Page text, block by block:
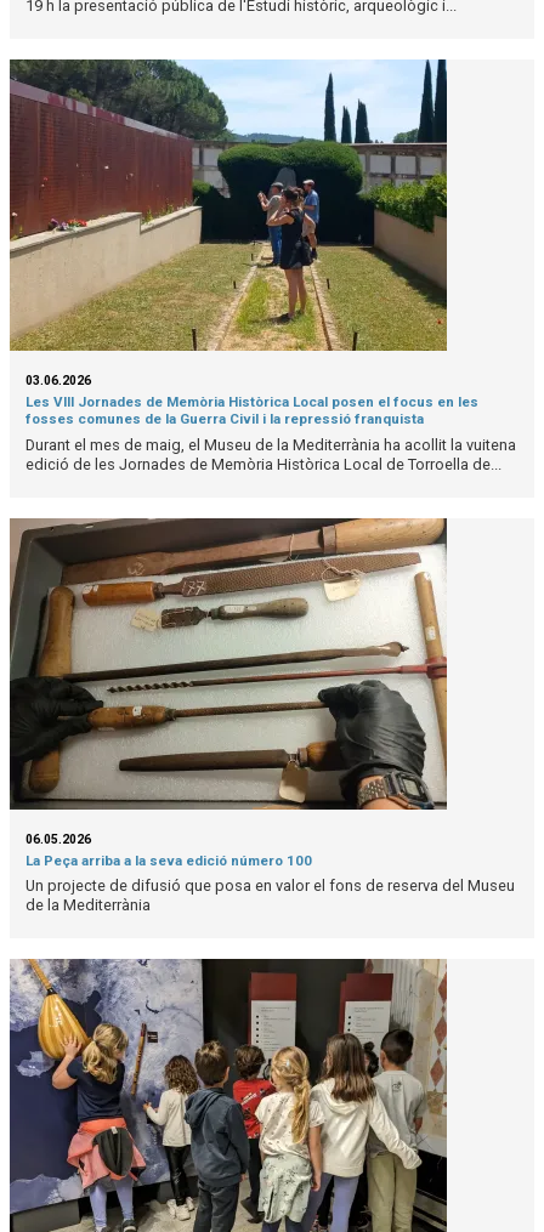
19 h la presentació pública de l'Estudi històric, arqueològic i...
03.06.2026
Les VIII Jornades de Memòria Històrica Local posen el focus en les
fosses comunes de la Guerra Civil i la repressió franquista
Durant el mes de maig, el Museu de la Mediterrània ha acollit la vuitena
edició de les Jornades de Memòria Històrica Local de Torroella de...
06.05.2026
La Peça arriba a la seva edició número 100
Un projecte de difusió que posa en valor el fons de reserva del Museu
de la Mediterrània